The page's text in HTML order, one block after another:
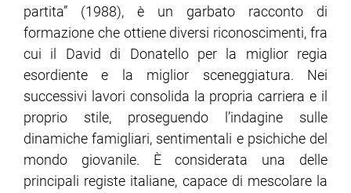
partita” (1988), è un garbato racconto di
formazione che ottiene diversi riconoscimenti, fra
cui il David di Donatello per la miglior regia
esordiente e la miglior sceneggiatura. Nei
successivi lavori consolida la propria carriera e il
proprio stile, proseguendo l’indagine sulle
dinamiche famigliari, sentimentali e psichiche del
mondo giovanile. È considerata una delle
principali registe italiane, capace di mescolare la